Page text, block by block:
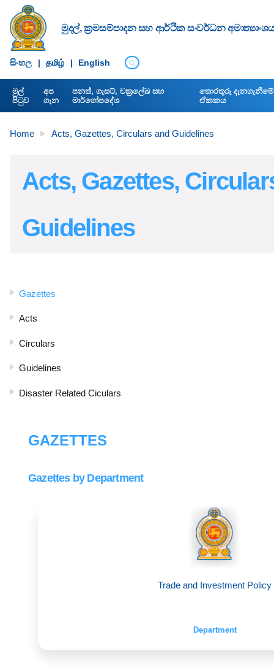
මුදල්, ක්‍රමසම්පාදන සහ ආර්ථික සංවර්ධන
සිංහ​ල | தமிழ் | English
මුල්
පිටුව
අප
ගැන
පනත්, ගැසට්, චක්‍රලේඛ සහ
මාර්ගෝපදේශ
තොරතුරු
ඒකකය
Home Acts, Gazettes, Circulars and Guidelines
Acts, Gazettes,
Guidelines
Gazettes
Acts
Circulars
Guidelines
Disaster Related Ciculars
GAZETTES
Gazettes by Department
Trade and Investment Policy
Department